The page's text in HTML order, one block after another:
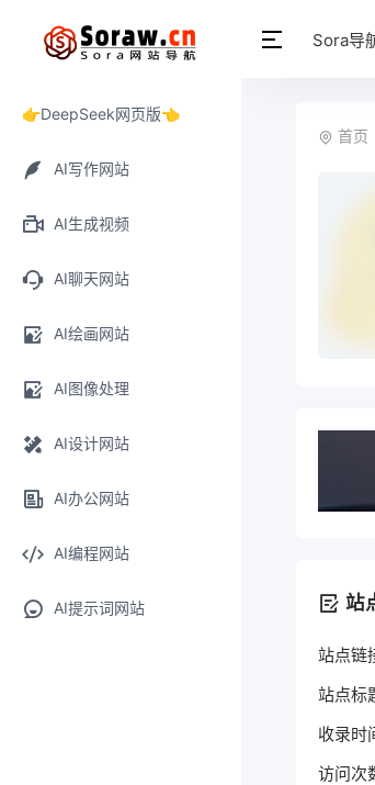
👉DeepSeek网页版👈
AI写作网站
AI生成视频
AI聊天网站
AI绘画网站
AI图像处理
AI设计网站
AI办公网站
AI编程网站
AI提示词网站
Sora导
首页
站
站点链
站点标
收录
访问次